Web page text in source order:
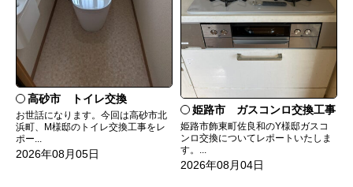
高砂市 トイレ交換
お世話になります。今回は高砂市北
浜町、M様邸のトイレ交換工事をレ
ポー...
2026年08月05日
姫路市 ガスコンロ交換工事
姫路市飾東町佐良和のY様邸ガスコ
ンロ交換についてレポートいたしま
す。...
2026年08月04日